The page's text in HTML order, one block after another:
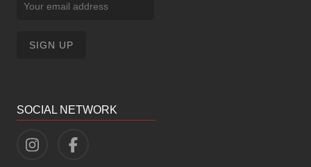
SOCIAL NETWORK